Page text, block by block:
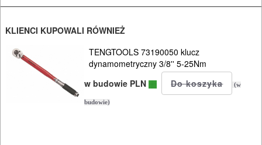
NARZĘDZIA
I
OSPRZĘT
HYDRAULICZNE
NARZĘDZIA
INSTALACYJNE,
KLIENCI KUPOWALI RÓWNIEŻ
TENGTOOLS 73190050 klucz
dynamometryczny 3/8'' 5-25Nm
w budowie PLN
(w
budowie)